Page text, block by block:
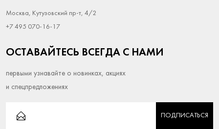
Москва, Кутузовский пр-т, 4/2
+7 495 070-16-17
ОСТАВАЙТЕСЬ ВСЕГДА С НАМИ
первыми узнавайте о новинках, акциях
и спецпредложениях
ПОДПИСАТЬСЯ